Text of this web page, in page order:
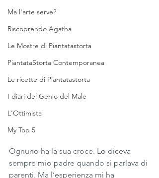
Ma l'arte serve?
Riscoprendo Agatha
Le Mostre di Piantatastorta
PiantataStorta Contemporanea
Le ricette di Piantatastorta
I diari del Genio del Male
L'Ottimista
My Top 5
Ognuno ha la sua croce. Lo diceva
sempre mio padre quando si parlava di
parenti. Ma l’esperienza mi ha